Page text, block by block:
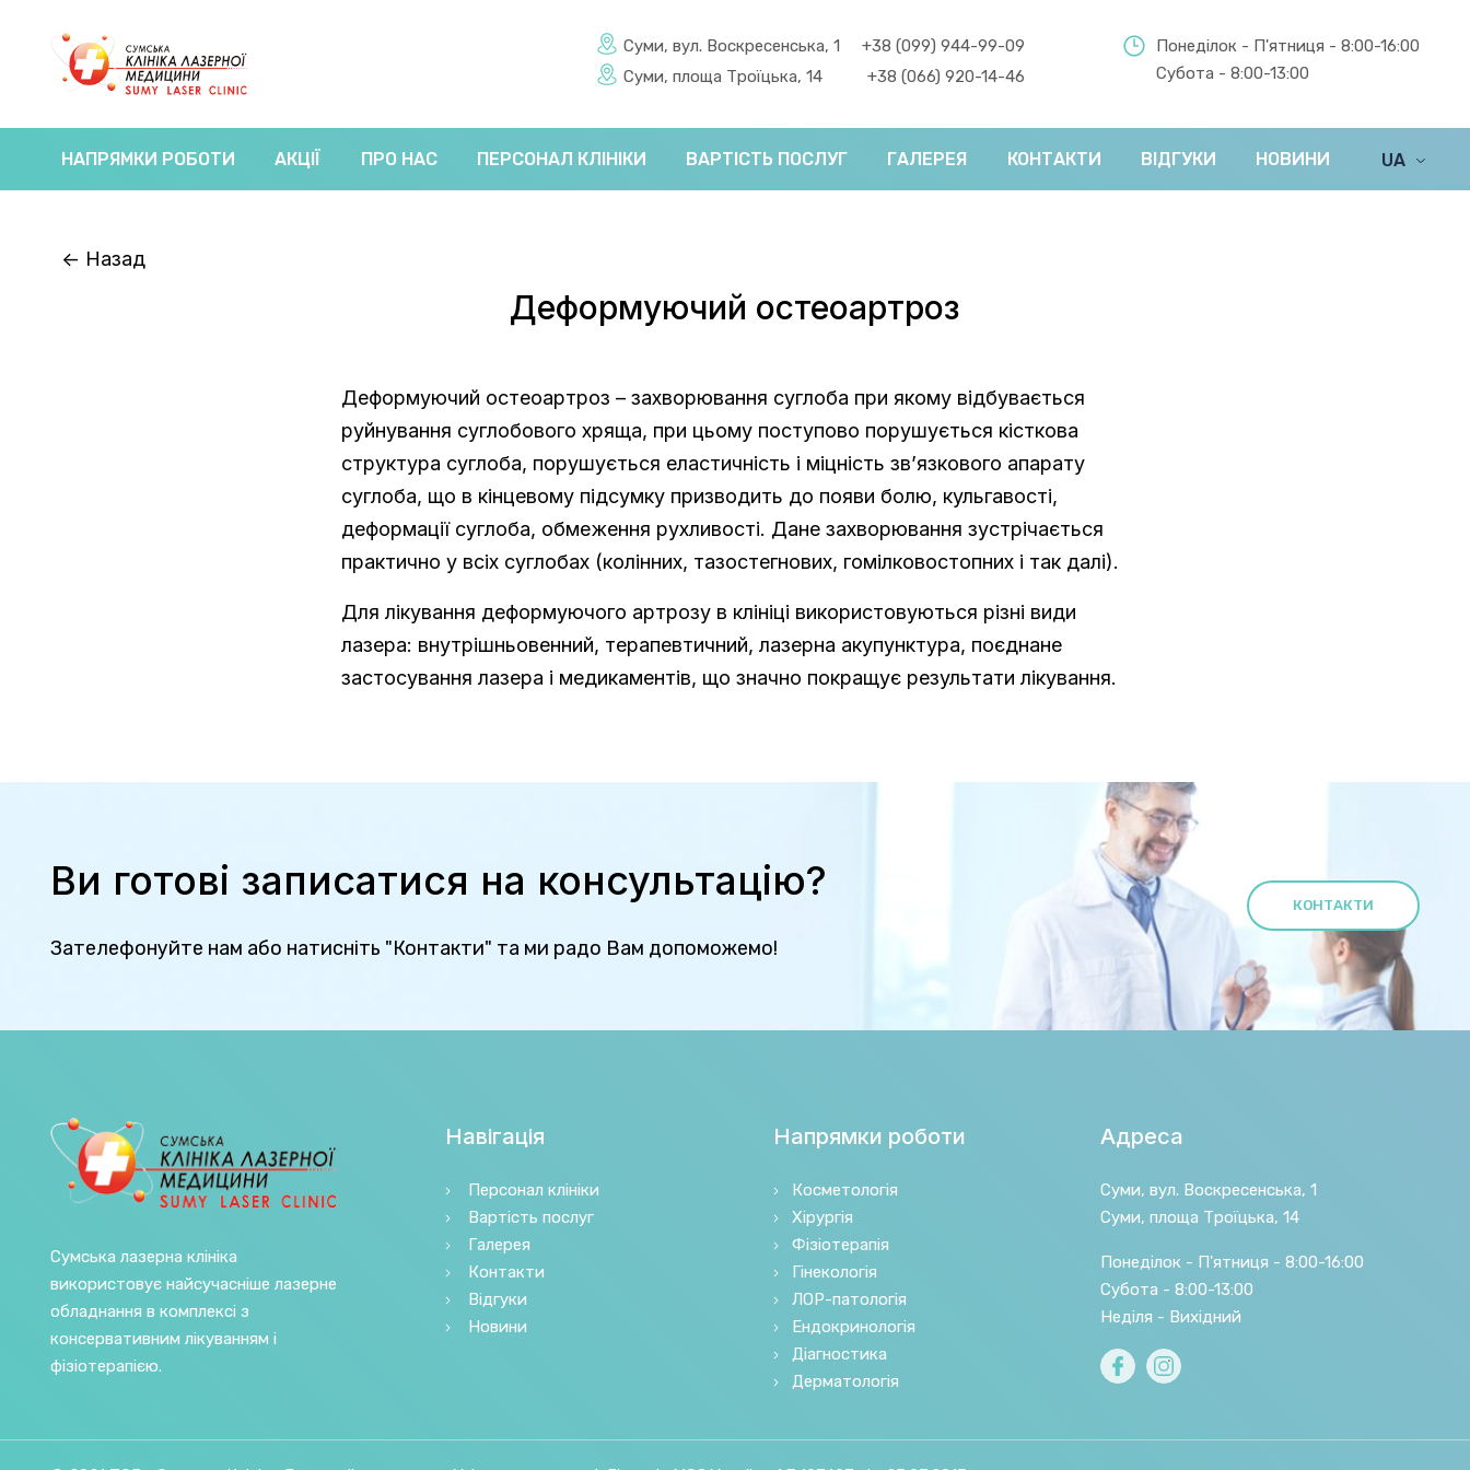
Суми, вул. Воскресенська, 1
+38 (099) 944-99-09
Суми, площа Троїцька, 14
+38 (066) 920-14-46
Понеділок - П'ятниця - 8:00-16:00
Субота - 8:00-13:00
НАПРЯМКИ РОБОТИ АКЦІЇ ПРО НАС ПЕРСОНАЛ КЛІНІКИ ВАРТІСТЬ ПОСЛУГ ГАЛЕРЕЯ КОНТАКТИ ВІДГУКИ НОВИНИ
UA
EN
<- Назад
Деформуючий остеоартроз
Деформуючий остеоартроз – захворювання суглоба при якому відбувається
руйнування суглобового хряща, при цьому поступово порушується кісткова
структура суглоба, порушується еластичність і міцність зв’язкового апарату
суглоба, що в кінцевому підсумку призводить до появи болю, кульгавості,
деформації суглоба, обмеження рухливості. Дане захворювання зустрічається
практично у всіх суглобах (колінних, тазостегнових, гомілковостопних і так далі).
Для лікування деформуючого артрозу в клініці використовуються різні види
лазера: внутрішньовенний, терапевтичний, лазерна акупунктура, поєднане
застосування лазера і медикаментів, що значно покращує результати лікування.
Ви готові записатися на консультацію?
Зателефонуйте нам або натисніть "Контакти" та ми радо Вам допоможемо!
КОНТАКТИ
Сумська лазерна клініка
використовує найсучасніше лазерне
обладнання в комплексі з
консервативним лікуванням і
фізіотерапією.
Навігація
Персонал клініки
Вартість послуг
Галерея
Контакти
Відгуки
Новини
Напрямки роботи
Косметологія
Хірургія
Фізіотерапія
Гінекологія
ЛОР-патологія
Ендокринологія
Діагностика
Дерматологія
Адреса
Суми, вул. Воскресенська, 1
Суми, площа Троїцька, 14
Понеділок - П'ятниця - 8:00-16:00
Субота - 8:00-13:00
Неділя - Вихідний